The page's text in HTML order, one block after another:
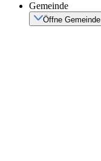
Gemeinde
Öffne Gemeinde